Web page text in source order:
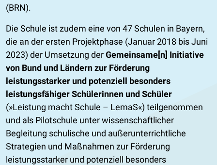
(BRN).
Die Schule ist zudem eine von 47 Schulen in Bayern,
die an der ersten Projektphase (Januar 2018 bis Juni
2023) der Umsetzung derGemeinsame[n] Initiative
von Bund und Ländern zur Förderung
leistungsstarker und potenziell besonders
leistungsfähiger Schülerinnen und Schüler
(»Leistung macht Schule – LemaS«) teilgenommen
und als Pilotschule unter wissenschaftlicher
Begleitung schulische und außerunterrichtliche
Strategien und Maßnahmen zur Förderung
leistungsstarker und potenziell besonders